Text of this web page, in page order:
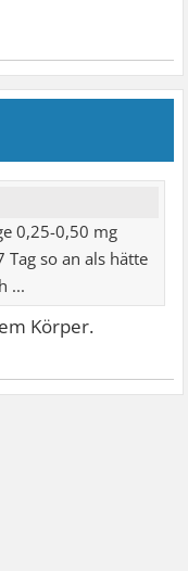
0,25-0,50 mg
so an als hätte
...
Körper.